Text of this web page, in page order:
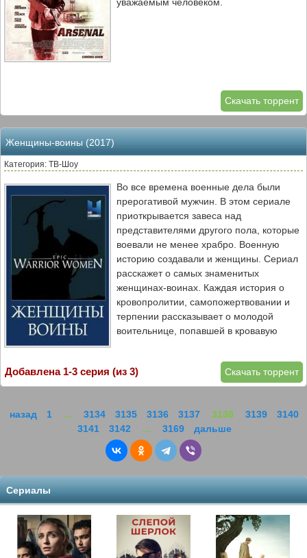
Скачать торрент
Женщины-воины (2017)
Категория: ТВ-Шоу
Во все времена военные дела были
прерогативой мужчин. В этом сериале
приоткрывается завеса над
представителями другого пола, которые
воевали не менее храбро. Военную
историю создавали и женщины. Сериал
расскажет о самых знаменитых
женщинах-воинах. Каждая история о
кровопролитии, самопожертвовании и
терпении рассказывает о молодой
воительнице, попавшей в кровавую
Скачать торрент
Добавлена 1-3 серия (из 3)
назад 1 ... 3134 3135 3136 3137 3138 3139
3140
3141
3142 ... 3169 дальше
Сериалы